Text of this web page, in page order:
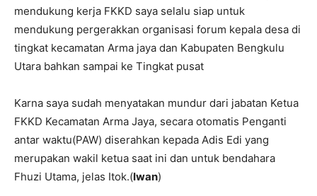
mendukung kerja FKKD saya selalu siap untuk
mendukung pergerakkan organisasi forum kepala desa di
tingkat kecamatan Arma jaya dan Kabupaten Bengkulu
Utara bahkan sampai ke Tingkat pusat
Karna saya sudah menyatakan mundur dari jabatan Ketua
FKKD Kecamatan Arma Jaya, secara otomatis Penganti
antar waktu(PAW) diserahkan kepada Adis Edi yang
merupakan wakil ketua saat ini dan untuk bendahara
Fhuzi Utama, jelas Itok.(Iwan)